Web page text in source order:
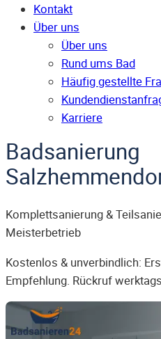
Kontakt
Über uns
Über uns
Rund ums Bad
Häufig gestellte
Karriere
Badsanierung
Komplettsanierung &
Meisterbetrieb
Kostenlos & unverbindlich:
Empfehlung. Rückruf